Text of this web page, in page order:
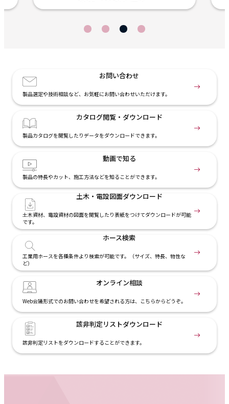
お問い合わせ
製品選定や技術相談など、お気軽にお問い合わせいただけます。
カタログ閲覧・ ダウンロード
製品カタログを閲覧したりデータをダウンロードできます。
動画で知る
製品の特長やカット、施工方法などを知ることができます。
土木・電設図面ダウンロード
土木資材、電設資材の図面を閲覧したり表紙をつけてダウンロードが可能
です。
ホース検索
工業用ホースを各種条件より検索が可能です。（サイズ、特長、物性な
ど）
オンライン相談
Web会議形式でのお問い合わせを希望される方は、こちらからどうぞ。
該非判定リストダウンロード
該非判定リストをダウンロードすることができます。